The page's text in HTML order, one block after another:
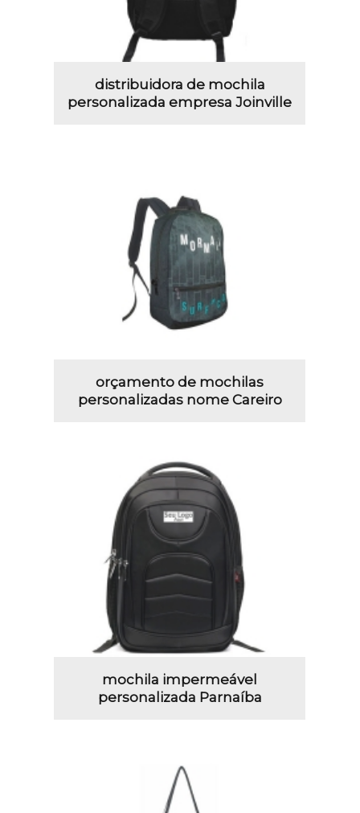
distribuidora de mochila
personalizada empresa Joinville
orçamento de mochilas
personalizadas nome Careiro
mochila impermeável
personalizada Parnaíba